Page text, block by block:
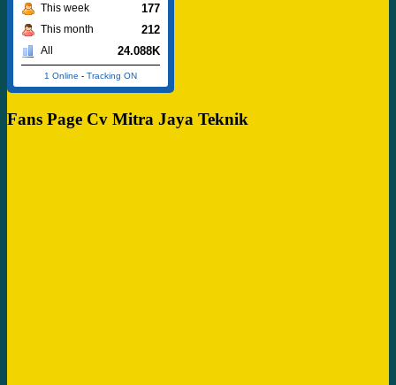
This week 177
This month 212
All 24.088K
1 Online - Tracking ON
Fans Page Cv Mitra Jaya Teknik